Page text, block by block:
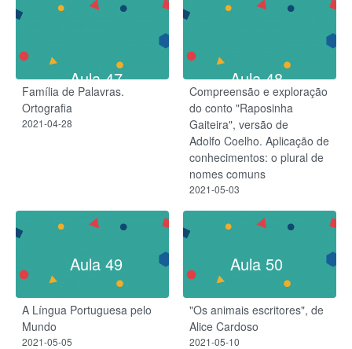
Aula 47
Família de Palavras.
Ortografia
2021-04-28
Aula 48
Compreensão e exploração
do conto "Raposinha
Gaiteira", versão de
Adolfo Coelho. Aplicação de
conhecimentos: o plural de
nomes comuns
2021-05-03
Aula 49
A Língua Portuguesa pelo
Mundo
2021-05-05
Aula 50
"Os animais escritores", de
Alice Cardoso
2021-05-10